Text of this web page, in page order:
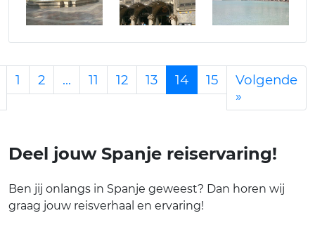
1 2 ... 11 12 13 14 15
Volgende
»
Deel jouw Spanje reiservaring!
Ben jij onlangs in Spanje geweest? Dan horen wij
graag jouw reisverhaal en ervaring!